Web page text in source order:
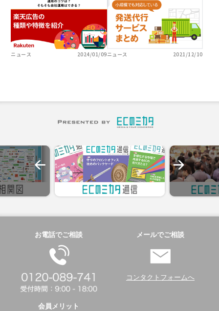
ニュース 2024/01/09ニュース 2021/12/10
お電話でご相談 メールでご相談
コンタクトフォームへ
会員メリット